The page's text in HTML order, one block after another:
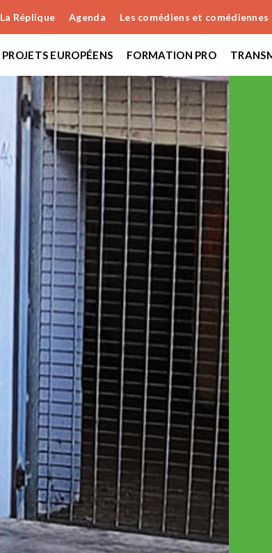
La Réplique Agenda Les comédiens et comédiennes
PROJETS EUROPÉENS FORMATION PRO